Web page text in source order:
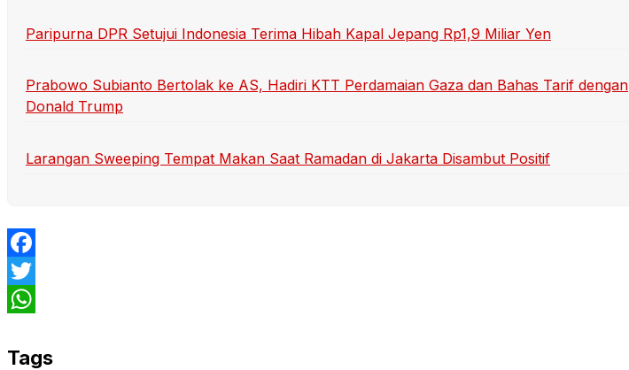
Paripurna DPR Setujui Indonesia Terima Hibah Kapal Jepang Rp1,9 Miliar Yen
Prabowo Subianto Bertolak ke AS, Hadiri KTT Perdamaian Gaza dan Bahas Tarif dengan
Donald Trump
Larangan Sweeping Tempat Makan Saat Ramadan di Jakarta Disambut Positif
Facebook
Twitter
Tags